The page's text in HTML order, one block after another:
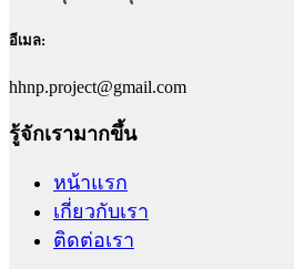
อีเมล:
hhnp.project@gmail.com
รู้จักเรามากขึ้น
หน้าแรก
เกี่ยวกับเรา
ติดต่อเรา